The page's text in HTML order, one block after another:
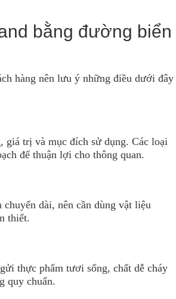
bằng đường biển
hàng nên lưu ý những điều dưới đây
giá trị và mục đích sử dụng. Các loại
để thuận lợi cho thông quan.
dài, nên cần dùng vật liệu
thiết.
thực phẩm tươi sống, chất dễ cháy
quy chuẩn.